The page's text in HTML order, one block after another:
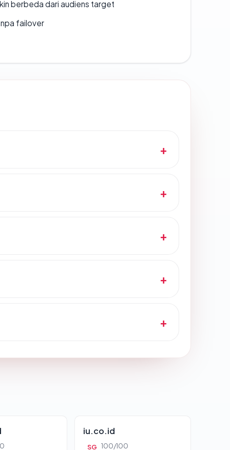
berbeda dari audiens target
failover
iu.co.id
SG 100/100